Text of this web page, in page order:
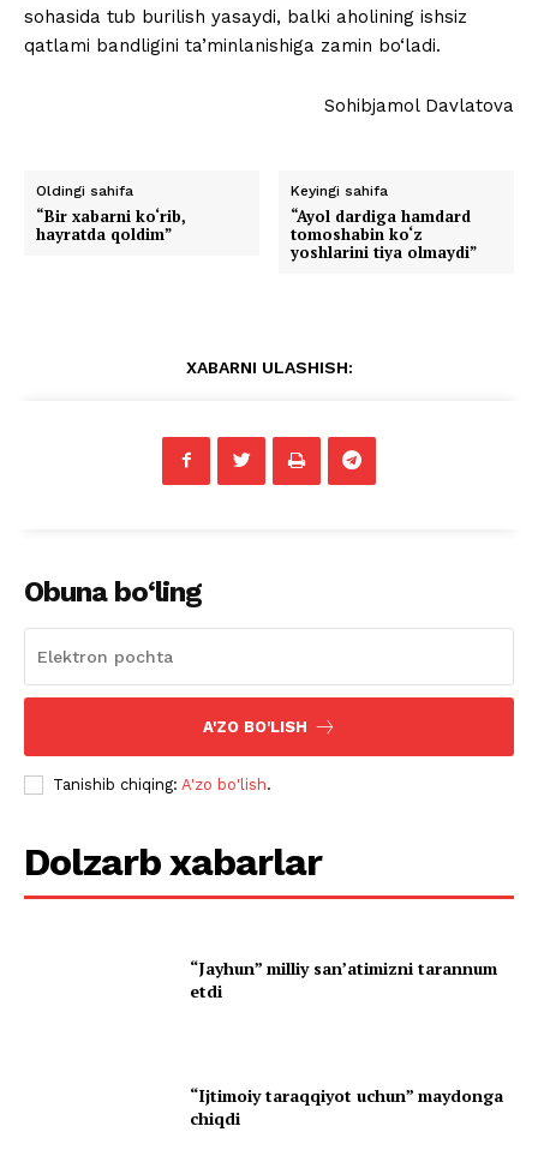
sohasida tub burilish yasaydi, balki aholining ishsiz
qatlami bandligini ta’minlanishiga zamin bo‘ladi.
Sohibjamol Davlatova
Oldingi sahifa
“Bir xabarni ko‘rib,
hayratda qoldim”
Keyingi sahifa
“Ayol dardiga hamdard
tomoshabin ko‘z
yoshlarini tiya olmaydi”
XABARNI ULASHISH:
Obuna bo‘ling
A'ZO BO'LISH
Tanishib chiqing: A'zo bo'lish.
Dolzarb xabarlar
“Jayhun” milliy san’atimizni tarannum
etdi
“Ijtimoiy taraqqiyot uchun” maydonga
chiqdi